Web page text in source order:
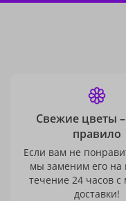
Свежие цветы
правило
Если вам не
мы заменим его на
течение 24 часов с
доставки!